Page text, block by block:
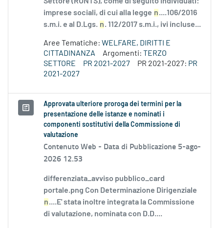
imprese sociali, di cui alla legge n....106/2016
s.m.i. e al D.Lgs. n. 112/2017 s.m.i., ivi incluse...
Aree Tematiche: WELFARE, DIRITTI E
CITTADINANZA
Argomenti: TERZO
SETTORE
PR 2021-2027 PR 2021-2027: PR
2021-2027
Approvata ulteriore proroga dei termini per la
presentazione delle istanze e nominati i
componenti sostitutivi della Commissione di
valutazione
Contenuto Web - Data di Pubblicazione 5-ago-
2026 12.53
differenziata_avviso pubblico_card
portale.png Con Determinazione Dirigenziale
n....E' stata inoltre integrata la Commissione
di valutazione, nominata con D.D....